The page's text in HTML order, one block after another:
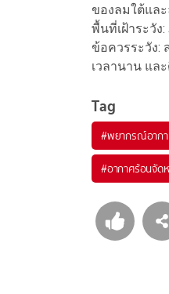
ของลมใต้แล
พื้นที่เฝ้าระวั
ข้อควรระวัง:
เวลานาน แล
Tag
#พยากรณ์อาก
#อากาศร้อนจัด